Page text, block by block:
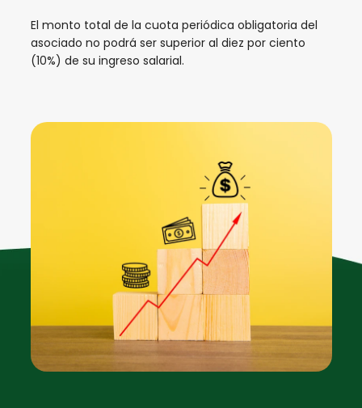
El monto total de la cuota periódica obligatoria del
asociado no podrá ser superior al diez por ciento
(10%) de su ingreso salarial.